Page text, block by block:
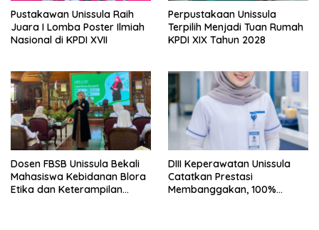
Pustakawan Unissula Raih
Juara I Lomba Poster Ilmiah
Nasional di KPDI XVII
Perpustakaan Unissula
Terpilih Menjadi Tuan Rumah
KPDI XIX Tahun 2028
Dosen FBSB Unissula Bekali
Mahasiswa Kebidanan Blora
Etika dan Keterampilan
DIII Keperawatan Unissula
Catatkan Prestasi
Membanggakan, 100%